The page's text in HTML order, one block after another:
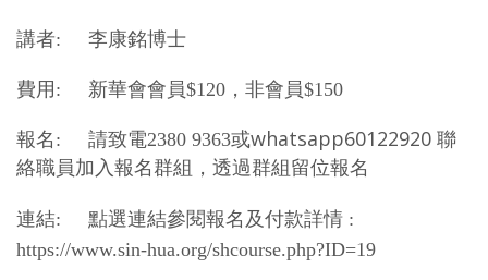
講者: 李康銘博士
費用: 新華會會員$120 ，非會員$150
報名: 請致電2380 9363或whatsapp60122920 聯
絡職員加入報名群組，透過群組留位報名
連結: 點選連結參閱報名及付款詳情 :
https://www.sin-hua.org/shcourse.php?ID=19